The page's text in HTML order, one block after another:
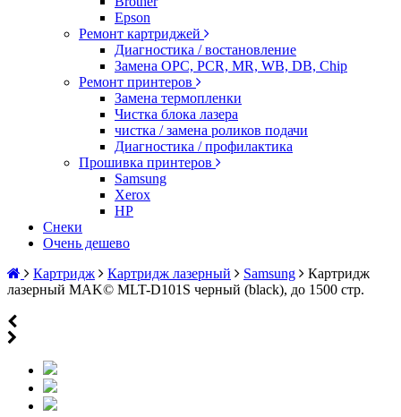
Epson
Ремонт картриджей
Диагностика / востановление
Замена OPC, PCR, MR, WB, DB, Chip
Ремонт принтеров
Замена термопленки
Чистка блока лазера
чистка / замена роликов подачи
Диагностика / профилактика
Прошивка принтеров
Samsung
Xerox
HP
Снеки
Очень дешево
Картридж
Картридж лазерный Samsung
Картридж
лазерный MAK© MLT-D101S черный (black), до 1500 стр.